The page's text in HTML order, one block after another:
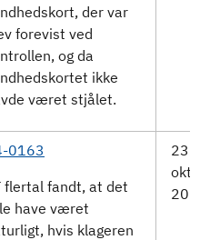
der var
forevist ved
og da
ikke
været stjålet.
0163
flertal fandt, at det
have været
hvis klageren
23.